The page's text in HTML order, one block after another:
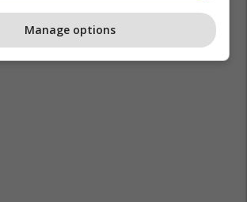
Manage options